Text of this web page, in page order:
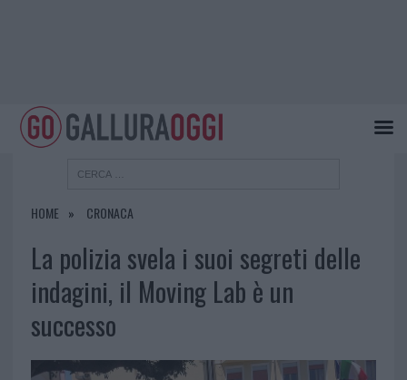
HOME CRONACA
La polizia svela i suoi segreti delle
indagini, il Moving Lab è un
successo